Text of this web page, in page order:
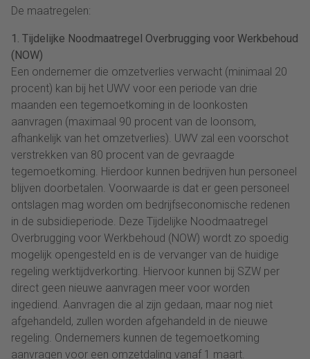
De maatregelen:
1. Tijdelijke Noodmaatregel Overbrugging voor Werkbehoud
(NOW)
Een ondernemer die omzetverlies verwacht (minimaal 20
procent) kan bij het UWV voor een periode van drie
maanden een tegemoetkoming in de loonkosten
aanvragen (maximaal 90 procent van de loonsom,
afhankelijk van het omzetverlies). UWV zal een voorschot
verstrekken van 80 procent van de gevraagde
tegemoetkoming. Hierdoor kunnen bedrijven hun personeel
blijven doorbetalen. Voorwaarde is dat er geen personeel
ontslagen mag worden om bedrijfseconomische redenen
in de subsidieperiode. Deze Tijdelijke Noodmaatregel
Overbrugging voor Werkbehoud (NOW) wordt zo spoedig
mogelijk opengesteld en is de vervanger van de huidige
regeling werktijdverkorting. Hiervoor kunnen bij SZW per
direct geen nieuwe aanvragen meer voor worden
ingediend. Aanvragen die al zijn gedaan, maar nog niet
afgehandeld, zullen worden afgehandeld in de nieuwe
regeling. Ondernemers kunnen de tegemoetkoming
aanvragen voor een omzetdaling vanaf 1 maart.